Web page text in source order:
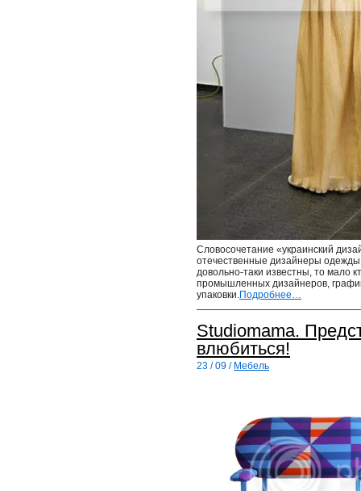
Словосочетание «украинский
отечественные дизайнеры
довольно-таки известны, то мало
промышленных дизайнеров,
упаковки.Подробнее…
Studiomama.
влюбиться!
23 / 09 / Мебель